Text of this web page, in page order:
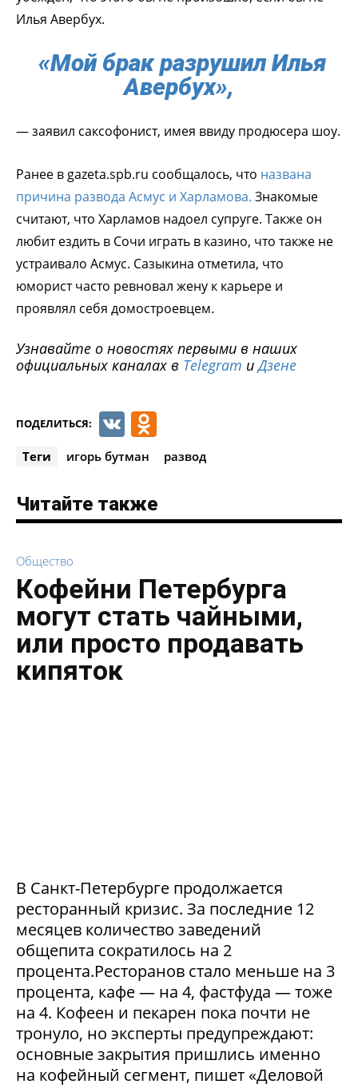
Илья Авербух.
«Мой брак разрушил Илья
Авербух»,
— заявил саксофонист, имея ввиду продюсера шоу.
Ранее в gazeta.spb.ru сообщалось, что названа
причина развода Асмус и Харламова. Знакомые
считают, что Харламов надоел супруге. Также он
любит ездить в Сочи играть в казино, что также не
устраивало Асмус. Сазыкина отметила, что
юморист часто ревновал жену к карьере и
проявлял себя домостроевцем.
Узнавайте о новостях первыми в наших
официальных каналах в Telegram иДзене
ПОДЕЛИТЬСЯ: VK
Теги игорь бутман развод
Читайте также
Общество
Кофейни Петербурга
могут стать чайными,
или просто продавать
кипяток
В Санкт-Петербурге продолжается
ресторанный кризис. За последние 12
месяцев количество заведений
общепита сократилось на 2
процента.Ресторанов стало меньше на 3
процента, кафе — на 4, фастфуда — тоже
на 4. Кофеен и пекарен пока почти не
тронуло, но эксперты предупреждают:
основные закрытия пришлись именно
на кофейный сегмент, пишет «Деловой